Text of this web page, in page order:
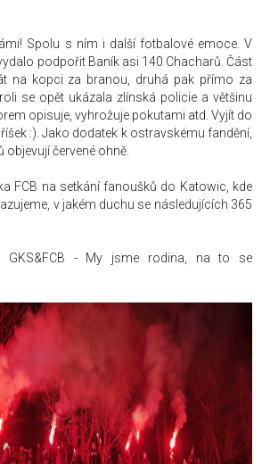
Spolu s ním i další fotbalové emoce. V
podpořit Baník asi 140 Chacharů. Část
na kopci za branou, druhá pak přímo za
se opět ukázala zlínská policie a většinu
opisuje, vyhrožuje pokutami atd. Vyjít do
:). Jako dodatek k ostravskému fandění,
objevují červené ohně.
FCB na setkání fanoušků do Katowic, kde
v jakém duchu se následujících 365
| GKS&FCB - My jsme rodina, na to se